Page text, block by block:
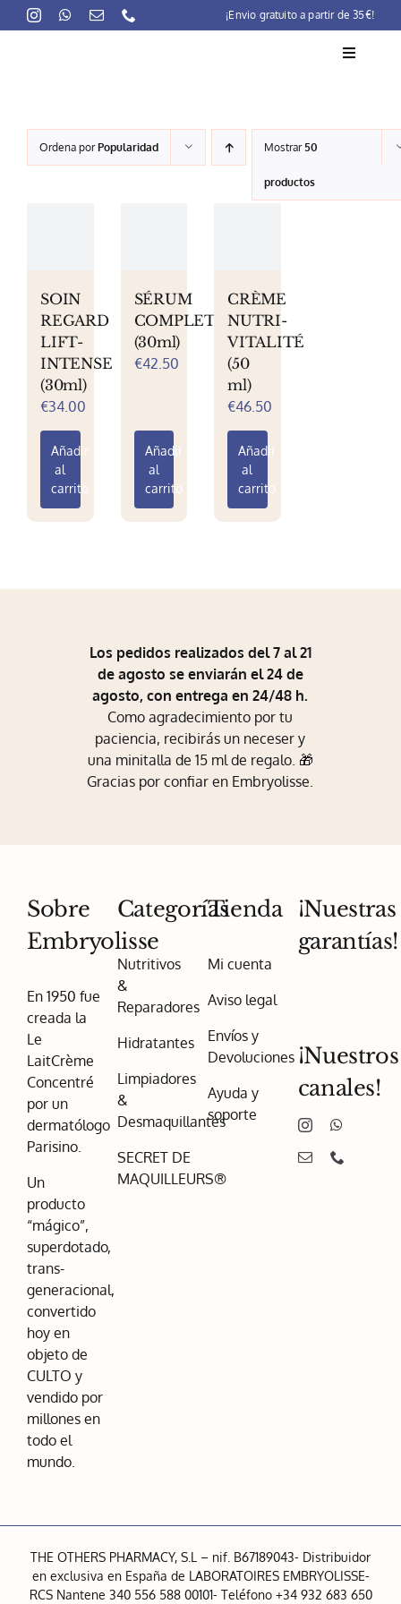
to
¡Envio gratuito a partir de 35€!
Toggle
La marca
Lait-Crème Concentré
Preocupaciones
Puntos venta
Contacto
Carrito
Ordena porPopularidad Mostrar50
productos
SOIN
REGARD
LIFT-
INTENSE
(30ml)
€34.00
Añadir
al
carrito
SÉRUM
COMPLET
(30ml)
€42.50
Añadir
al
carrito
CRÈME
NUTRI-
VITALITÉ
(50
ml)
€46.50
Añadir
al
carrito
Los pedidos realizados del 7 al 21
de agosto se enviarán el 24 de
agosto, con entrega en 24/48 h.
Como agradecimiento por tu
paciencia, recibirás un neceser y
una minitalla de 15 ml de regalo. 🎁
Gracias por confiar en Embryolisse.
Sobre
Embryolisse
En 1950 fue
creada la
Le
LaitCrème
Concentré
por un
dermatólogo
Parisino.
Un
producto
“mágico”,
superdotado,
trans-
generacional,
convertido
hoy en
objeto de
CULTO y
vendido por
millones en
todo el
mundo.
Categorías
Nutritivos
&
Reparadores
Hidratantes
Limpiadores
&
Desmaquillantes
SECRET DE
MAQUILLEURS®
Tienda
Mi cuenta
Aviso legal
Envíos y
Devoluciones
Ayuda y
soporte
¡Nuestras
garantías!
¡Nuestros
canales!
THE OTHERS PHARMACY, S.L – nif. B67189043- Distribuidor
en exclusiva en España de LABORATOIRES EMBRYOLISSE-
RCS Nantene 340 556 588 00101- Teléfono +34 932 683 650